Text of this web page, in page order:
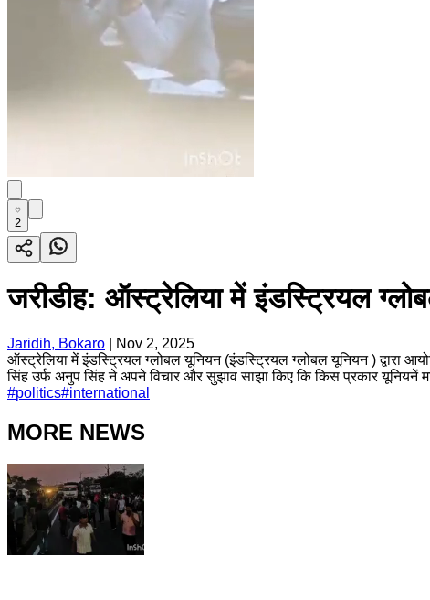
2
जरीडीह: ऑस्ट्रेलिया में इंडस्ट्रियल
Jaridih, Bokaro
Nov 2, 2025
ऑस्ट्रेलिया में इंडस्ट्रियल ग्लोबल यूनियन (इंडस्ट्रियल ग्लोबल यूनियन ) द्वारा
सिंह उर्फ अनुप सिंह ने अपने विचार और सुझाव साझा किए कि किस प्रकार यूनियनें
#politics#international
MORE NEWS